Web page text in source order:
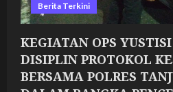
Berita Terkini
KEGIATAN OPS
DISIPLIN PROTOKOL
BERSAMA POLRES